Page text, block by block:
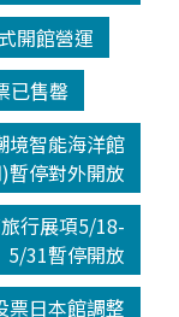
開館營運
已售罄
境智能海洋館
停對外開放
行展項5/18-
5/31暫停開放
票日本館調整